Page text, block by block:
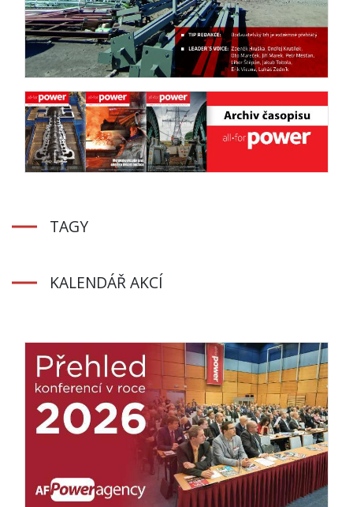
TAGY
KALENDÁŘ AKCÍ